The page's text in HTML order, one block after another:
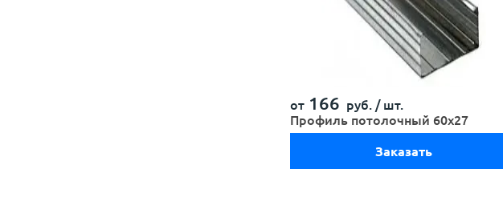
от 166 руб. / шт.
Профиль потолочный 60х27
Заказать